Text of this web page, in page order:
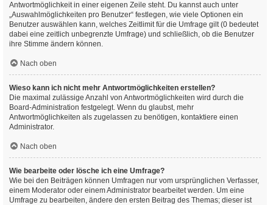
Antwortmöglichkeit in einer eigenen Zeile steht. Du kannst auch unter
„Auswahlmöglichkeiten pro Benutzer“ festlegen, wie viele Optionen ein
Benutzer auswählen kann, welches Zeitlimit für die Umfrage gilt (0 bedeutet
dabei eine zeitlich unbegrenzte Umfrage) und schließlich, ob die Benutzer
ihre Stimme ändern können.
Nach oben
Wieso kann ich nicht mehr Antwortmöglichkeiten erstellen?
Die maximal zulässige Anzahl von Antwortmöglichkeiten wird durch die
Board-Administration festgelegt. Wenn du glaubst, mehr
Antwortmöglichkeiten als zugelassen zu benötigen, kontaktiere einen
Administrator.
Nach oben
Wie bearbeite oder lösche ich eine Umfrage?
Wie bei den Beiträgen können Umfragen nur vom ursprünglichen Verfasser,
einem Moderator oder einem Administrator bearbeitet werden. Um eine
Umfrage zu bearbeiten, ändere den ersten Beitrag des Themas; dieser ist